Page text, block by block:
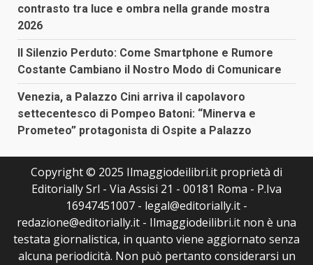
contrasto tra luce e ombra nella grande mostra
2026
Il Silenzio Perduto: Come Smartphone e Rumore
Costante Cambiano il Nostro Modo di Comunicare
Venezia, a Palazzo Cini arriva il capolavoro
settecentesco di Pompeo Batoni: “Minerva e
Prometeo” protagonista di Ospite a Palazzo
Copyright © 2025 Ilmaggiodeilibri.it proprietà di
Editorially Srl - Via Assisi 21 - 00181 Roma - P.Iva
16947451007 - legal@editorially.it -
redazione@editorially.it - Ilmaggiodeilibri.it non è una
testata giornalistica, in quanto viene aggiornato senza
alcuna periodicità. Non può pertanto considerarsi un